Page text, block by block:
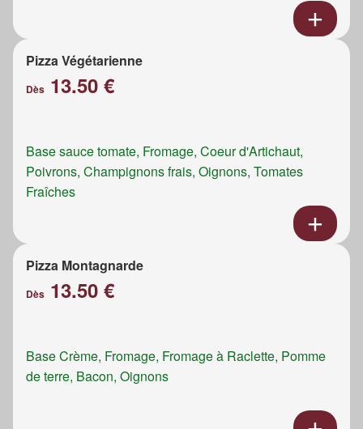
Pizza Végétarienne
Dès 13.50 €
Base sauce tomate, Fromage, Coeur d'Artichaut,
Poivrons, Champignons frais, Oignons, Tomates
Fraîches
Pizza Montagnarde
Dès 13.50 €
Base Crème, Fromage, Fromage à Raclette, Pomme
de terre, Bacon, Oignons